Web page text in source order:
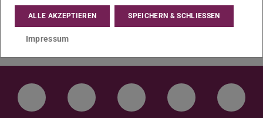
LinkedIn-Seite der TU Darmstadt
Instagram-Kanal der TU
Bluesky-Kanal der TU
Facebook-
ALLE AKZEPTIEREN SPEICHERN & SCHLIESSEN
Impressum